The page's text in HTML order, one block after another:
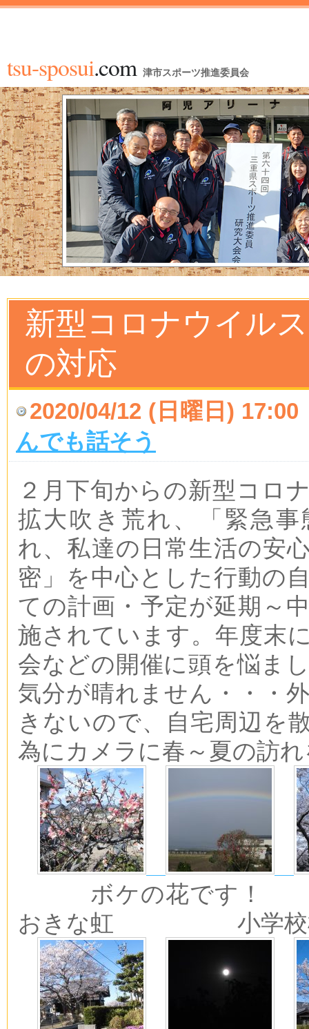
tsu-sposui.com 津市スポーツ推進委員会
新型コロナウイル
の対応
2020/04/12 (日曜日) 17:00
んでも話そう
２月下旬からの新型コロ
拡大吹き荒れ、「緊急
れ、私達の日常生活の安
密」を中心とした行動の
ての計画・予定が延期～
施されています。年度末
会などの開催に頭を悩ま
気分が晴れません・・・
きないので、自宅周辺を
為にカメラに春～夏の訪
ボケの花です
おきな虹 小学校